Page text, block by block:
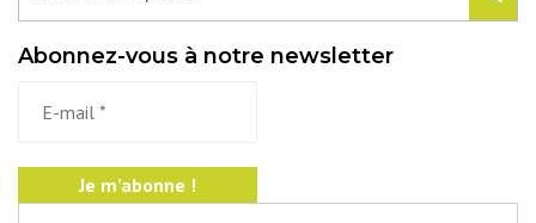
Abonnez-vous à notre newsletter